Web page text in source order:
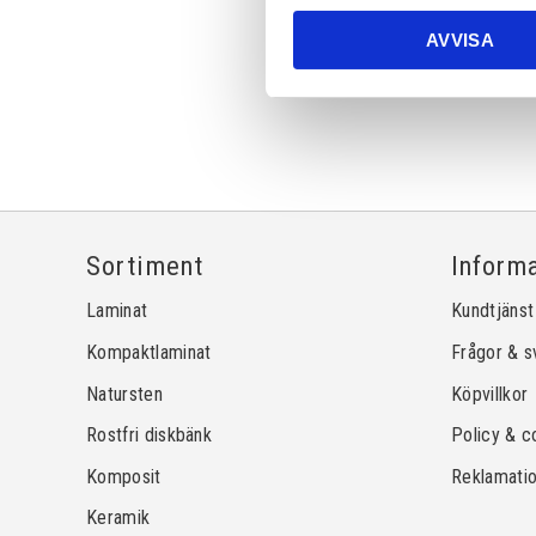
AVVISA
Sortiment
Laminat
Kompaktlaminat
Natursten
Rostfri diskbänk
Komposit
Keramik
Kundtjänst
Frågor &
Köpvillkor
Policy &